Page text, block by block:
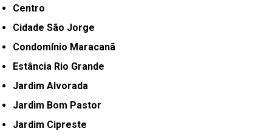
Centro
Cidade São Jorge
Condomínio Maracanã
Estância Rio Grande
Jardim Alvorada
Jardim Bom Pastor
Jardim Cipreste